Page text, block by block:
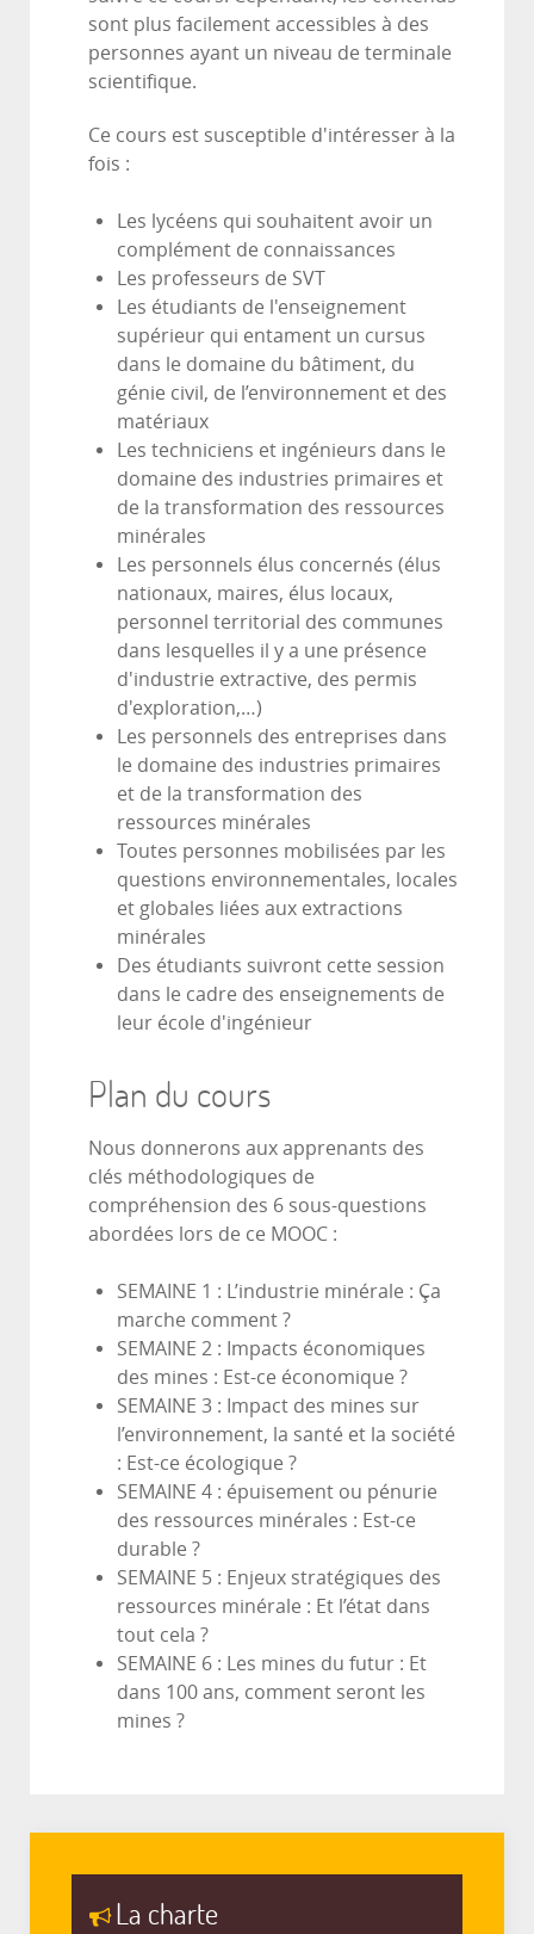
sont plus facilement accessibles à des
personnes ayant un niveau de terminale
scientifique.
Ce cours est susceptible d'intéresser à la
fois :
Les lycéens qui souhaitent avoir un
complément de connaissances
Les professeurs de SVT
Les étudiants de l'enseignement
supérieur qui entament un cursus
dans le domaine du bâtiment, du
génie civil, de l’environnement et des
matériaux
Les techniciens et ingénieurs dans le
domaine des industries primaires et
de la transformation des ressources
minérales
Les personnels élus concernés (élus
nationaux, maires, élus locaux,
personnel territorial des communes
dans lesquelles il y a une présence
d'industrie extractive, des permis
d'exploration,…)
Les personnels des entreprises dans
le domaine des industries primaires
et de la transformation des
ressources minérales
Toutes personnes mobilisées par les
questions environnementales, locales
et globales liées aux extractions
minérales
Des étudiants suivront cette session
dans le cadre des enseignements de
leur école d'ingénieur
Plan du cours
Nous donnerons aux apprenants des
clés méthodologiques de
compréhension des 6 sous-questions
abordées lors de ce MOOC :
SEMAINE 1 : L’industrie minérale : Ça
marche comment ?
SEMAINE 2 : Impacts économiques
des mines : Est-ce économique ?
SEMAINE 3 : Impact des mines sur
l’environnement, la santé et la société
: Est-ce écologique ?
SEMAINE 4 : épuisement ou pénurie
des ressources minérales : Est-ce
durable ?
SEMAINE 5 : Enjeux stratégiques des
ressources minérale : Et l’état dans
tout cela ?
SEMAINE 6 : Les mines du futur : Et
dans 100 ans, comment seront les
mines ?
La charte